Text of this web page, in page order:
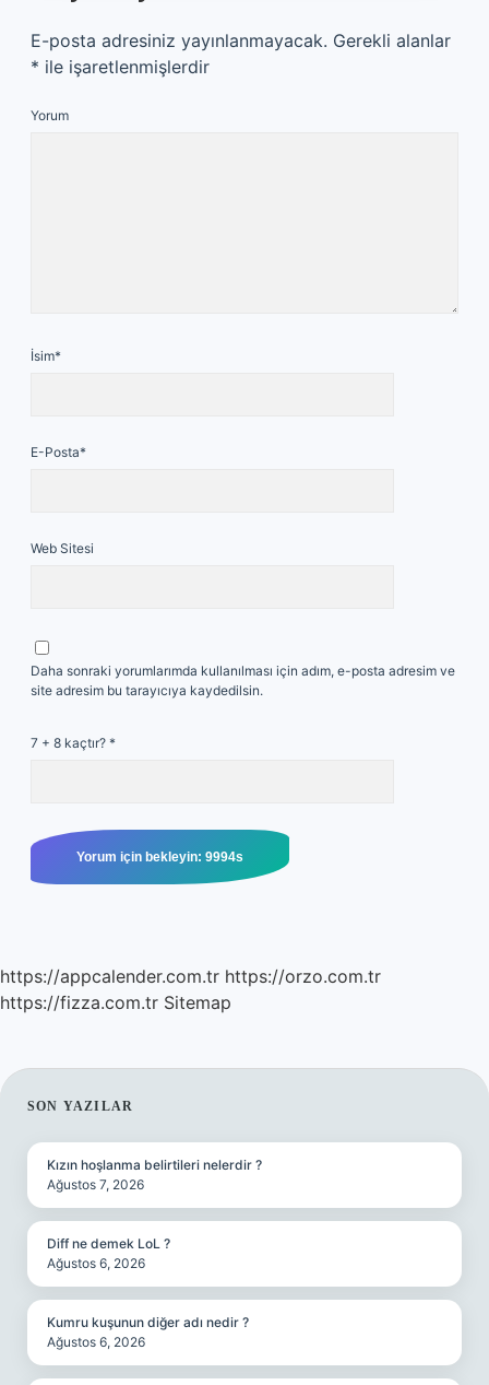
E-posta adresiniz yayınlanmayacak. Gerekli alanlar
* ile işaretlenmişlerdir
Yorum
İsim*
E-Posta*
Web Sitesi
Daha sonraki yorumlarımda kullanılması için adım, e-posta adresim ve
site adresim bu tarayıcıya kaydedilsin.
7 + 8 kaçtır? *
https://appcalender.com.tr https://orzo.com.tr
https://fizza.com.tr Sitemap
SIDEBAR
SON YAZILAR
Kızın hoşlanma belirtileri nelerdir ?
Ağustos 7, 2026
Diff ne demek LoL ?
Ağustos 6, 2026
Kumru kuşunun diğer adı nedir ?
Ağustos 6, 2026